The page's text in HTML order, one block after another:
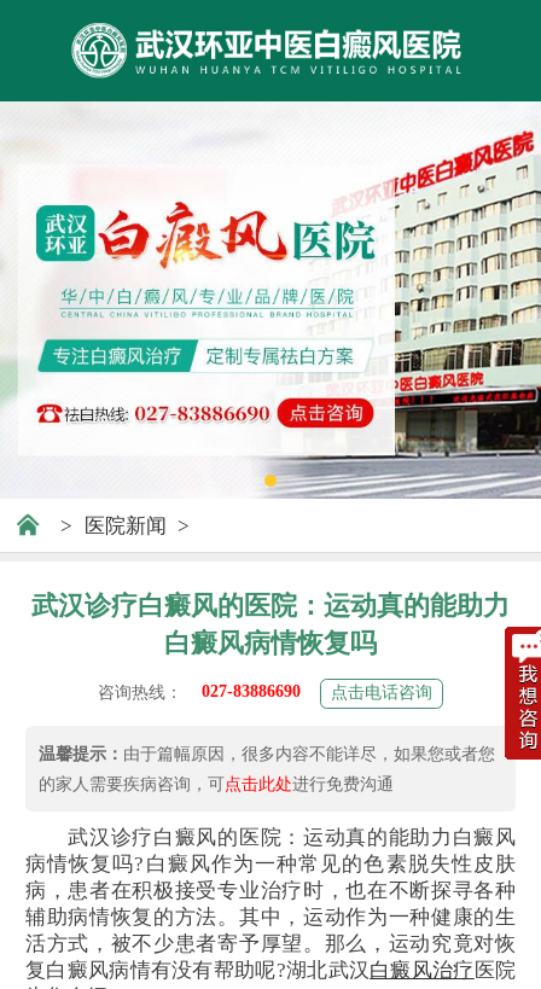
> 医院新闻 >
武汉诊疗白癜风的医院：运动真的能助力
白癜风病情恢复吗
咨询热线： 027-83886690 点击电话咨询
温馨提示： 由于篇幅原因，很多内容不能详尽，如果您或者您
的家人需要疾病咨询，可点击此处进行免费沟通
武汉诊疗白癜风的医院：运动真的能助力白癜风
病情恢复吗?白癜风作为一种常见的色素脱失性皮肤
病，患者在积极接受专业治疗时，也在不断探寻各种
辅助病情恢复的方法。其中，运动作为一种健康的生
活方式，被不少患者寄予厚望。那么，运动究竟对恢
复白癜风病情有没有帮助呢?湖北武汉白癜风治疗 医院